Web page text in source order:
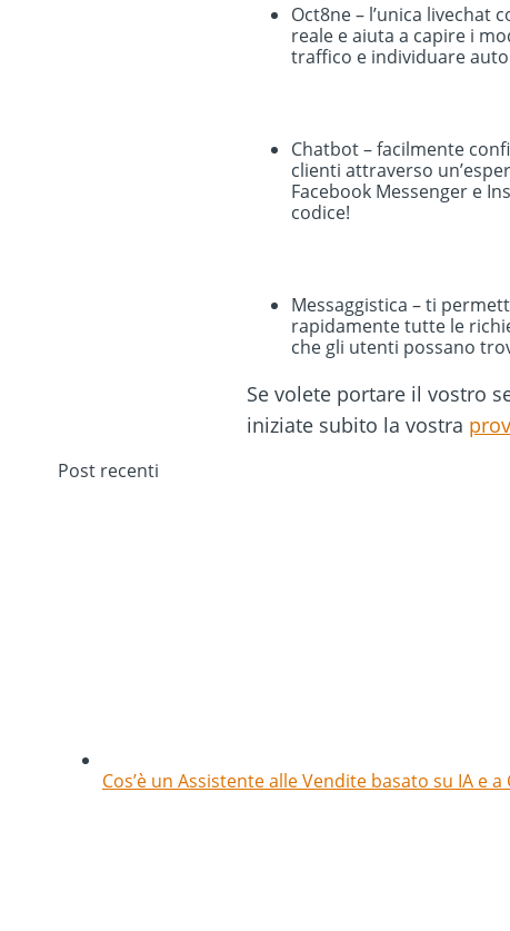
Oct8ne – l’unica
reale e aiuta a capire i
traffico e individuare
Chatbot – facilmente
clienti attraverso
Facebook Messenger e
codice!
Messaggistica – ti
rapidamente tutte le
che gli utenti possano
Se volete portare il vostro
iniziate subito la vostra
Post recenti
Cos’è un Assistente alle Vendite basato su IA e a